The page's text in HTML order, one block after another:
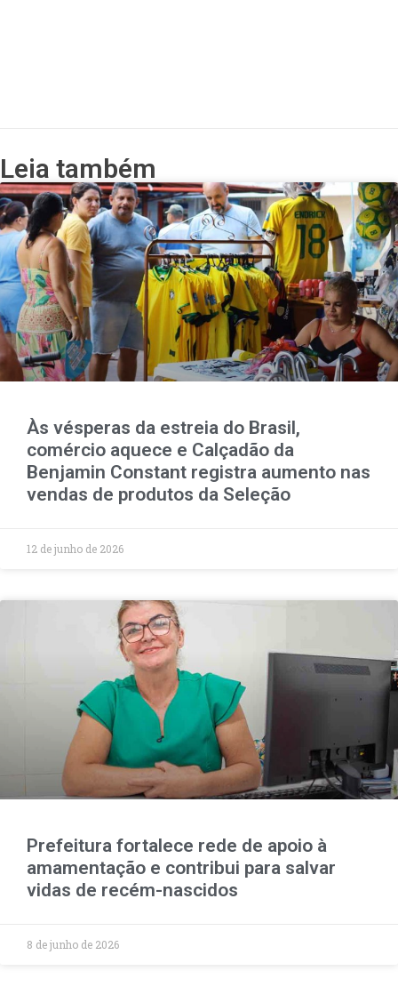
Leia também
Às vésperas da estreia do Brasil,
comércio aquece e Calçadão da
Benjamin Constant registra aumento nas
vendas de produtos da Seleção
12 de junho de 2026
Prefeitura fortalece rede de apoio à
amamentação e contribui para salvar
vidas de recém-nascidos
8 de junho de 2026